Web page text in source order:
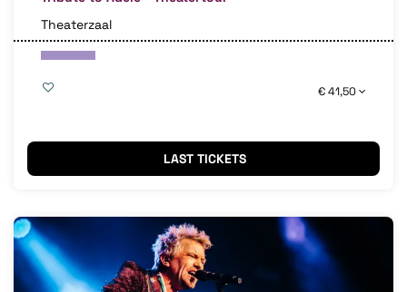
Theaterzaal
€ 41,50
LAST TICKETS